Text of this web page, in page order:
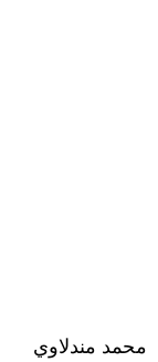
محمد مندلاوي